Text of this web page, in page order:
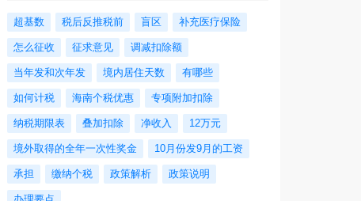
超基数 税后反推税前 盲区 补充医疗保险
怎么征收 征求意见 调减扣除额
当年发和次年发 境内居住天数 有哪些
如何计税 海南个税优惠 专项附加扣除
纳税期限表 叠加扣除 净收入 12万元
境外取得的全年一次性奖金 10月份发9月的工资
承担 缴纳个税 政策解析 政策说明